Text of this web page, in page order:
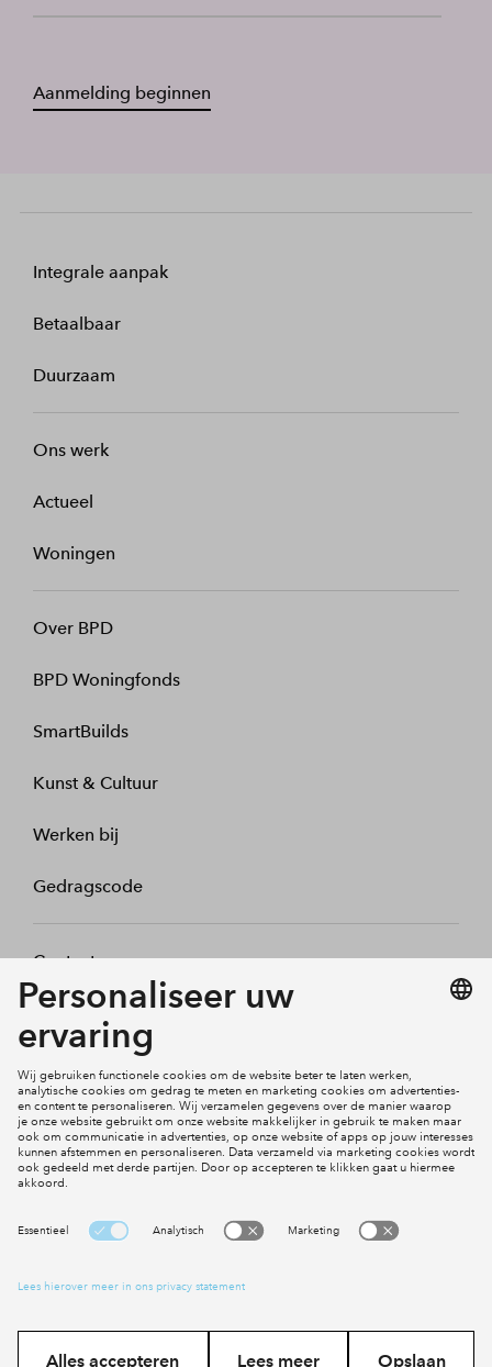
Aanmelding beginnen
Integrale aanpak
Betaalbaar
Duurzaam
Ons werk
Actueel
Woningen
Over BPD
BPD Woningfonds
SmartBuilds
Kunst & Cultuur
Werken bij
Gedragscode
Contact
Mijn profiel
Social Media
Cookies